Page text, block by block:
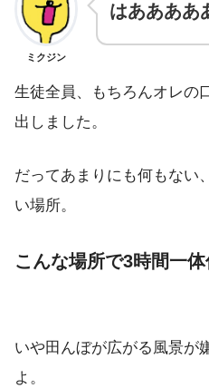
ミクジン
はああああ
生徒全員、もちろんオレの
出しました。
だってあまりにも何もない
い場所。
こんな場所で3時間一
いや田んぼが広がる風景が
よ。